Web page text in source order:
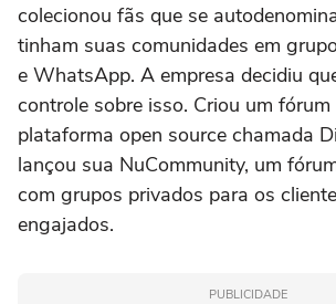
colecionou fãs que se
tinham suas comunidades em
e WhatsApp. A empresa decidiu
controle sobre isso. Criou um fórum
plataforma open source chamada
lançou sua NuCommunity, um
com grupos privados para os
engajados.
PUBLICIDADE